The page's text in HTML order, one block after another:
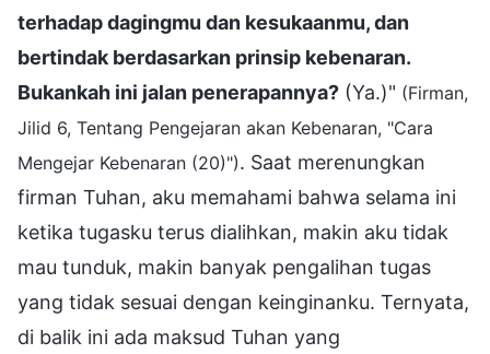
terhadap dagingmu dan kesukaanmu, dan
bertindak berdasarkan prinsip kebenaran.
Bukankah ini jalan penerapannya? (Ya.)" (Firman,
Jilid 6, Tentang Pengejaran akan Kebenaran, "Cara
Mengejar Kebenaran (20)"). Saat merenungkan
firman Tuhan, aku memahami bahwa selama ini
ketika tugasku terus dialihkan, makin aku tidak
mau tunduk, makin banyak pengalihan tugas
yang tidak sesuai dengan keinginanku. Ternyata,
di balik ini ada maksud Tuhan yang